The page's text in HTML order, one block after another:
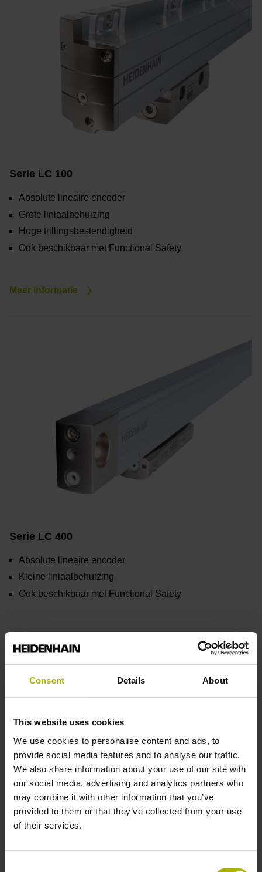
Consent Details About
This website uses cookies
We use cookies to personalise content and ads, to
provide social media features and to analyse our traffic.
We also share information about your use of our site with
our social media, advertising and analytics partners who
may combine it with other information that you’ve
provided to them or that they’ve collected from your use
of their services.
Serie LC 100
Absolute lineaire encoder
Grote liniaalbehuizing
Hoge trillingsbestendigheid
Ook beschikbaar met Functional Safety
Meer informatie
Serie LC 400
Absolute lineaire encoder
Kleine liniaalbehuizing
Ook beschikbaar met Functional Safety